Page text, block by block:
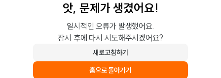
앗, 문제가 생겼어요!
일시적인 오류가 발생했어요.
잠시 후에 다시 시도해주시겠어요?
새로고침하기
홈으로 돌아가기